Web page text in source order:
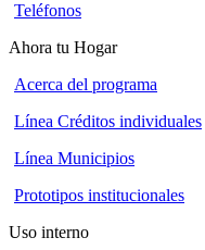
Teléfonos
Ahora tu Hogar
Acerca del programa
Línea Créditos individuales
Línea Municipios
Prototipos institucionales
Uso interno